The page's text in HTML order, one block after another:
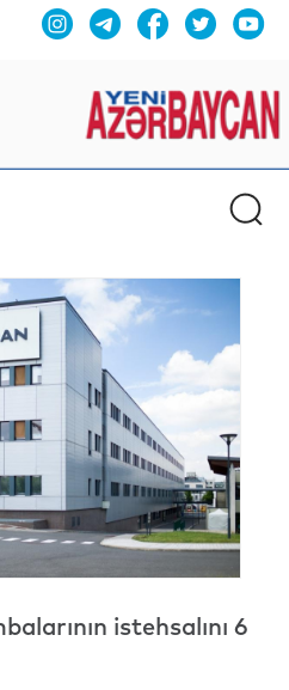
istehsalını 6